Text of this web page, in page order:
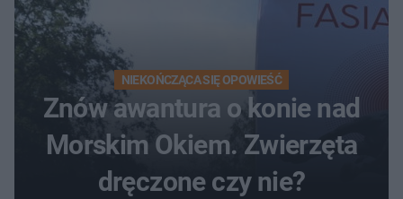
NIEKOŃCZĄCA SIĘ OPOWIEŚĆ
Znów awantura o konie nad
Morskim Okiem. Zwierzęta
dręczone czy nie?